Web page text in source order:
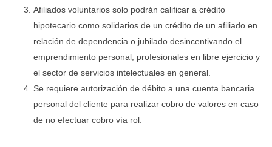
Afiliados voluntarios solo podrán calificar a crédito
hipotecario como solidarios de un crédito de un afiliado en
relación de dependencia o jubilado desincentivando el
emprendimiento personal, profesionales en libre ejercicio y
el sector de servicios intelectuales en general.
Se requiere autorización de débito a una cuenta bancaria
personal del cliente para realizar cobro de valores en caso
de no efectuar cobro vía rol.